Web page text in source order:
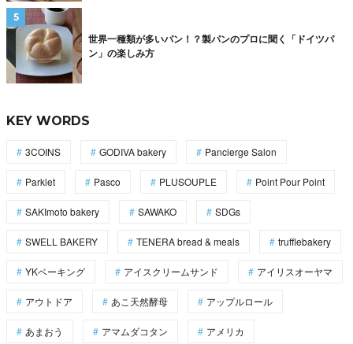
世界一種類が多いパン！？製パンのプロに聞く「ドイツパ
ン」の楽しみ方
KEY WORDS
3COINS GODIVA bakery Pancierge Salon
Parklet Pasco PLUSOUPLE Point Pour Point
SAKImoto bakery SAWAKO SDGs
SWELL BAKERY TENERA bread & meals trufflebakery
YKベーキング アイスクリームサンド アイリスオーヤマ
アウトドア あこ天然酵母 アップルロール
あまおう アマムダコタン アメリカ